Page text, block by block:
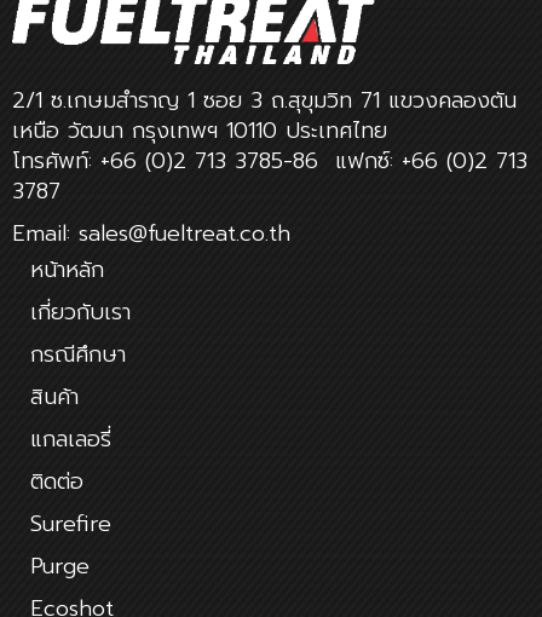
2/1 ซ.เกษมสำราญ 1 ซอย 3 ถ.สุขุมวิท 71 แขวงคลองตัน
เหนือ วัฒนา กรุงเทพฯ 10110 ประเทศไทย
โทรศัพท์: +66 (0)2 713 3785-86 แฟกซ์: +66 (0)2 713
3787
Email: sales@fueltreat.co.th
หน้าหลัก
เกี่ยวกับเรา
กรณีศึกษา
สินค้า
แกลเลอรี่
ติดต่อ
Surefire
Purge
Ecoshot